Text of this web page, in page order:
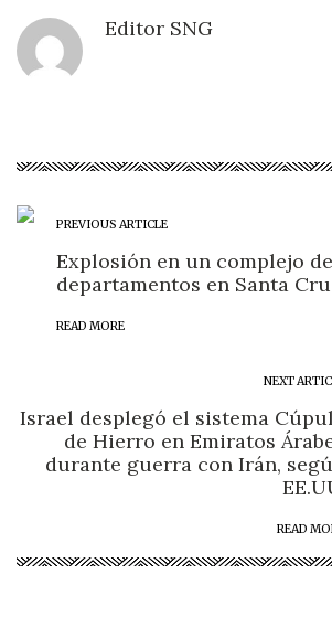
Editor SNG
PREVIOUS ARTICLE
Explosión en un complejo de
departamentos en Santa
READ MORE
NEXT
Israel desplegó el sistema
de Hierro en Emiratos
durante guerra con Irán,
READ